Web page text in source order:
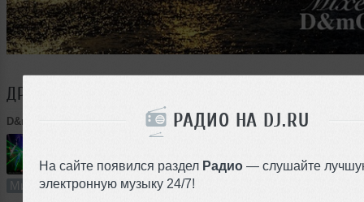
РАДИО НА DJ.RU
На сайте появился раздел Радио — слушайте
электронную музыку 24/7!
ДРУГИЕ ТРЕКИ
D&mON
76:30 382 раза 27 175 MB, 320
Микс В плейлист (в 1 плейлисте)